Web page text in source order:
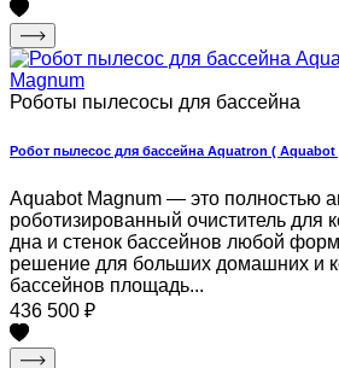
Роботы пылесосы для бассейна
Робот пылесос для бассейна Aquatron ( Aquabot
Aquabot Magnum — это полностью
роботизированный очиститель для
дна и стенок бассейнов любой
решение для больших домашних и
бассейнов площадь...
436 500 ₽